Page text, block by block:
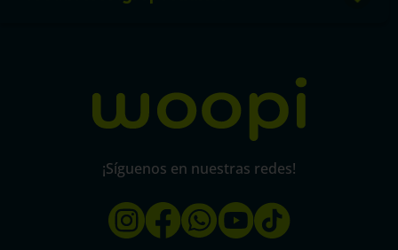
¡Síguenos en nuestras redes!